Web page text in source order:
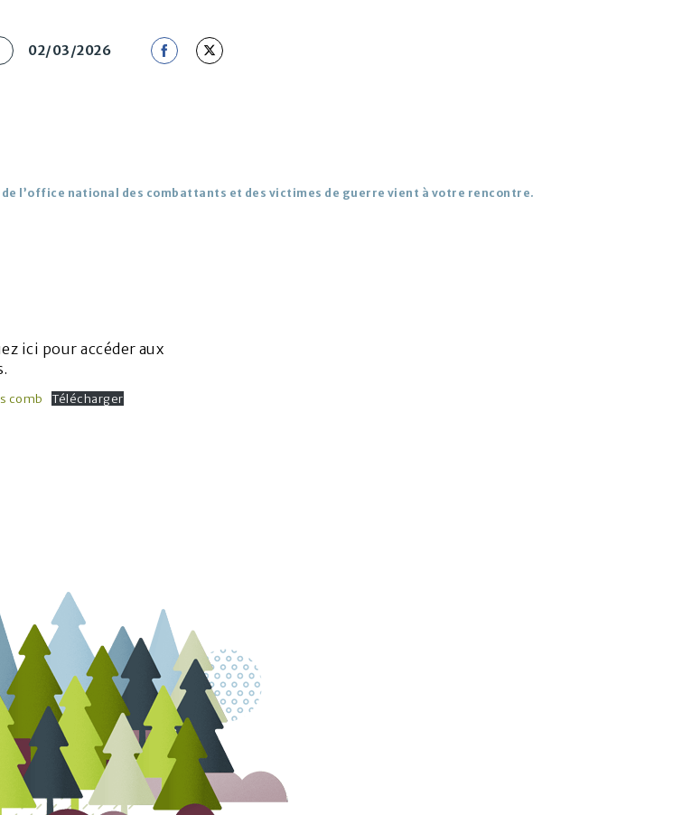
02/03/2026
Share
Share
l’office national des combattants et des victimes de guerre vient à votre rencontre.
ici pour accéder aux
comb Télécharger